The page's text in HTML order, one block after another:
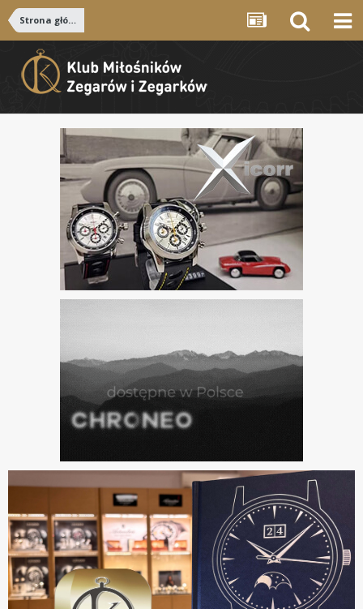
Strona główna